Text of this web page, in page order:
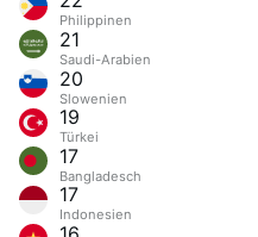
Philippinen
21
Saudi-Arabien
20
Slowenien
19
Türkei
17
Bangladesch
17
Indonesien